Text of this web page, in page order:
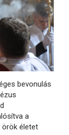
bevonulás
a
örök életet